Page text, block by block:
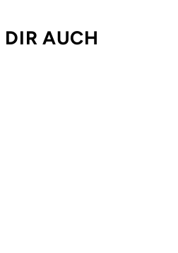
AUCH